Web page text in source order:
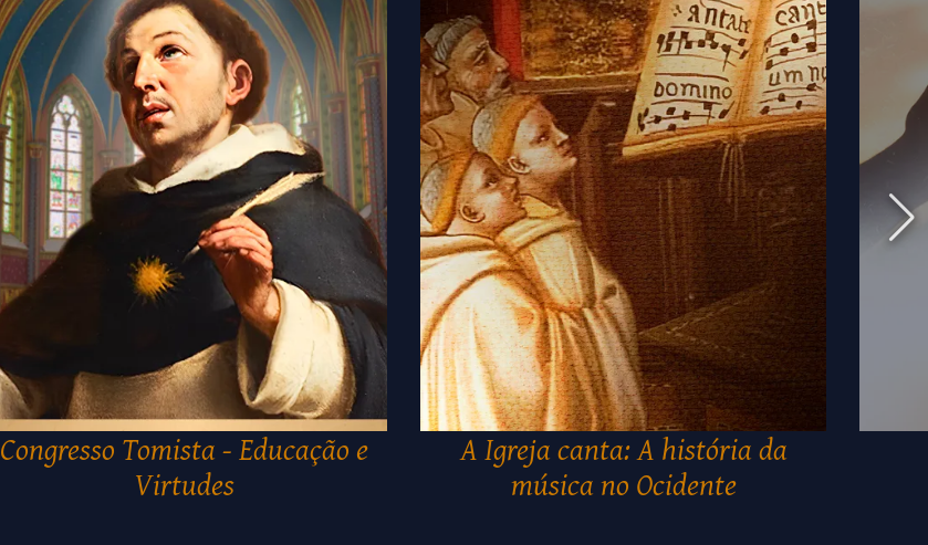
Congresso Tomista - Educação e
Virtudes
A Igreja canta: A história da
música no Ocidente